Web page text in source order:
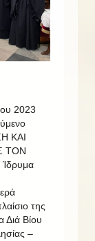
2023
ΚΑΙ
ΤΟΝ
της
Βίου
–